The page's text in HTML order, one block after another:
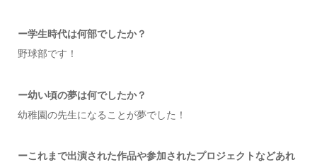
ー学生時代は何部でしたか？
野球部です！
ー幼い頃の夢は何でしたか？
幼稚園の先生になることが夢でした！
ーこれまで出演された作品や参加されたプロジェクトなどあれ